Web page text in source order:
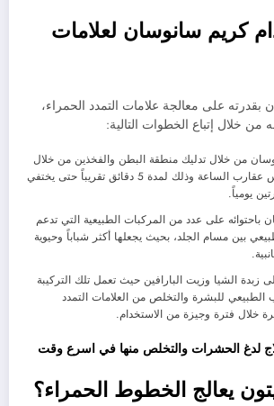
كريم سانوسان لعلامات
على معالجة علامات التمدد الحمراء،
خلال إتباع الخطوات التالية:
من خلال تدليك منطقة البطن والفخذين من خلال
حركات دائرية عكس عقارب الساعة وذلك لمدة 5 دقائق تقريباً حتى يختفي
يومياً.
باحتوائه على عدد من المركبات الطبيعية التي تدعم
بين مسام الجلد، بحيث يجعلها أكثر شباباً وحيوية
زبدة الشيا وزيت البارافين حيث تعمل تلك التركيبة
للبشرة والتخلص من العلامات التمدد
خلال فترة وجيزة من الاستخدام.
لدغ الحشرات والتخلص منها في اسرع وقت
يعالج الخطوط الحمراء؟